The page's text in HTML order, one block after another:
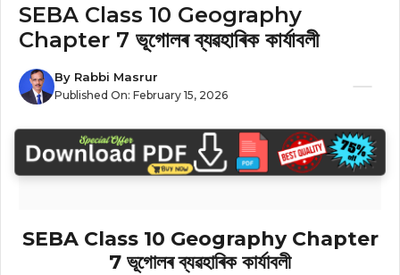
SEBA Class 10 Geography
Chapter 7 ভূগোলৰ ব্যৱহাৰিক কার্যাবলী
By Rabbi Masrur
Published On: February 15, 2026
SEBA Class 10 Geography Chapter
7 ভূগোলৰ ব্যৱহাৰিক কার্যাবলী